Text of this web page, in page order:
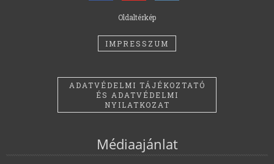
Oldaltérkép
IMPRESSZUM
ADATVÉDELMI TÁJÉKOZTATÓ
ÉS ADATVÉDELMI
NYILATKOZAT
Médiaajánlat